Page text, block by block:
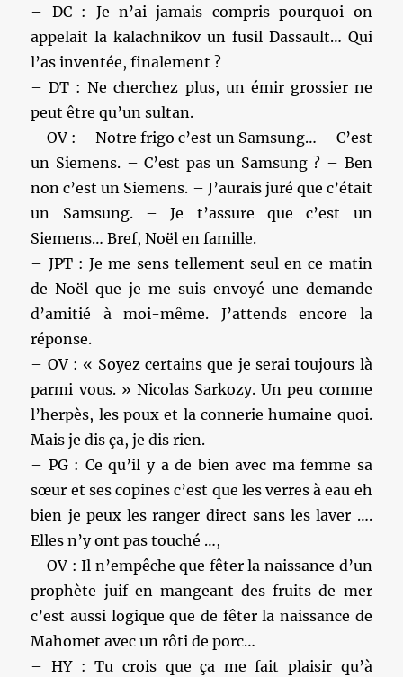
– DC : Je n’ai jamais compris pourquoi on
appelait la kalachnikov un fusil Dassault… Qui
l’as inventée, finalement ?
– DT : Ne cherchez plus, un émir grossier ne
peut être qu’un sultan.
– OV : – Notre frigo c’est un Samsung… – C’est
un Siemens. – C’est pas un Samsung ? – Ben
non c’est un Siemens. – J’aurais juré que c’était
un Samsung. – Je t’assure que c’est un
Siemens… Bref, Noël en famille.
– JPT : Je me sens tellement seul en ce matin
de Noël que je me suis envoyé une demande
d’amitié à moi-même. J’attends encore la
réponse.
– OV : « Soyez certains que je serai toujours là
parmi vous. » Nicolas Sarkozy. Un peu comme
l’herpès, les poux et la connerie humaine quoi.
Mais je dis ça, je dis rien.
– PG : Ce qu’il y a de bien avec ma femme sa
sœur et ses copines c’est que les verres à eau eh
bien je peux les ranger direct sans les laver ….
Elles n’y ont pas touché …,
– OV : Il n’empêche que fêter la naissance d’un
prophète juif en mangeant des fruits de mer
c’est aussi logique que de fêter la naissance de
Mahomet avec un rôti de porc…
– HY : Tu crois que ça me fait plaisir qu’à